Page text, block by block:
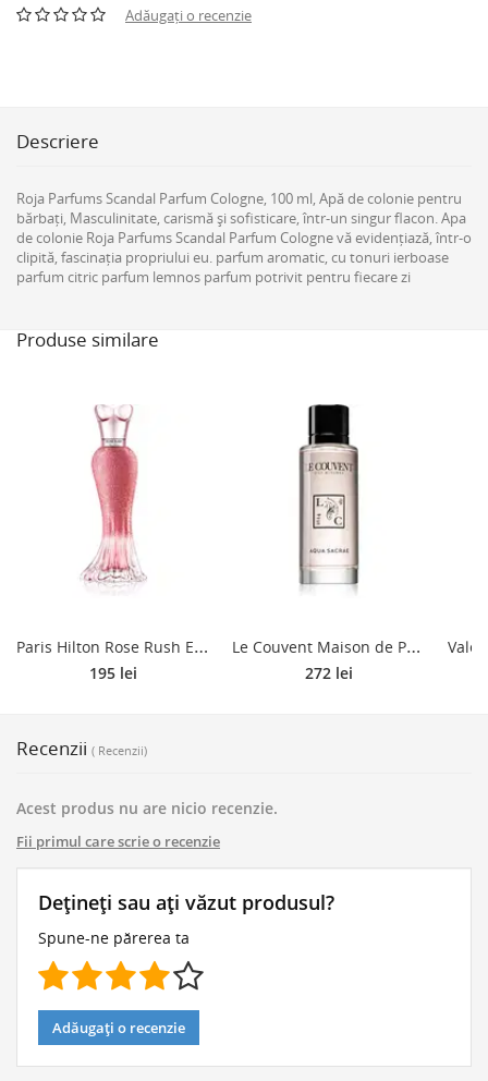
Adăugați o recenzie
Descriere
Roja Parfums Scandal Parfum Cologne, 100 ml, Apă de colonie pentru
bărbați, Masculinitate, carismă și sofisticare, într-un singur flacon. Apa
de colonie Roja Parfums Scandal Parfum Cologne vă evidențiază, într-o
clipită, fascinația propriului eu. parfum aromatic, cu tonuri ierboase
parfum citric parfum lemnos parfum potrivit pentru fiecare zi
Produse similare
P
aris Hilton Rose Rush Eau de Parfum pentru femei 100 ml
195 lei
L
e Couvent Maison de Parfum Botaniques Aqua Sacrae eau de cologne unisex 100 ml
272 lei
Recenzii ( Recenzii)
Acest produs nu are nicio recenzie.
Fii primul care scrie o recenzie
Dețineți sau ați văzut produsul?
Spune-ne părerea ta
Adăugați o recenzie